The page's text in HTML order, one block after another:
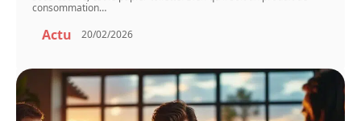
consommation…
Actu 20/02/2026